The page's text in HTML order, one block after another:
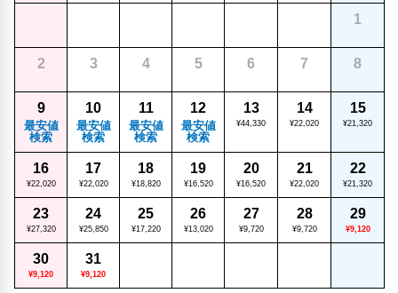
1
2 3 4 5 6 7 8
9
最安値
検索
10
最安値
検索
11
最安値
検索
12
最安値
検索
13
¥44,330
14
¥22,020
15
¥21,320
16
¥22,020
17
¥22,020
18
¥18,820
19
¥16,520
20
¥16,520
21
¥22,020
22
¥21,320
23
¥27,320
24
¥25,850
25
¥17,220
26
¥13,020
27
¥9,720
28
¥9,720
29
¥9,120
30
¥9,120
31
¥9,120